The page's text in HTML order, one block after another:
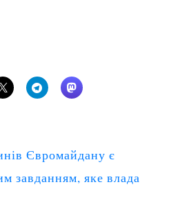
Євромайдану є
завданням, яке влада